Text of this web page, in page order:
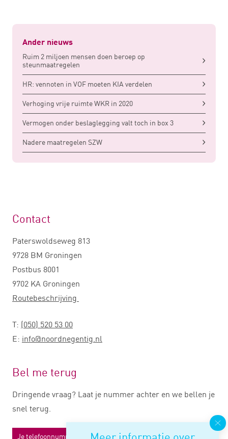
Ander nieuws
Ruim 2 miljoen mensen doen beroep op
steunmaatregelen
HR: vennoten in VOF moeten KIA verdelen
Verhoging vrije ruimte WKR in 2020
Vermogen onder beslaglegging valt toch in box 3
Nadere maatregelen SZW
Contact
Paterswoldseweg 813
9728 BM Groningen
Postbus 8001
9702 KA Groningen
Routebeschrijving
T: (050) 520 53 00
E: info@noordnegentig.nl
Bel me terug
Dringende vraag? Laat je nummer achter en we bellen je
snel terug.